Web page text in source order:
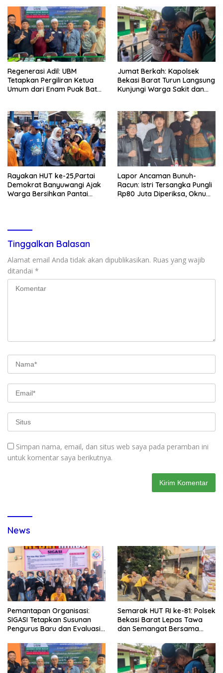
Regenerasi Adil: UBM
Tetapkan Pergiliran Ketua
Umum dari Enam Puak Batak
Jumat Berkah: Kapolsek
Bekasi Barat Turun Langsung
Kunjungi Warga Sakit dan
Rayakan HUT ke-25,Partai
Demokrat Banyuwangi Ajak
Warga Bersihkan Pantai
Lapor Ancaman Bunuh-
Racun: Istri Tersangka Pungli
Rp80 Juta Diperiksa, Oknum
Tinggalkan Balasan
Alamat email Anda tidak akan dipublikasikan. Ruas yang wajib
ditandai *
Simpan nama, email, dan situs web saya pada peramban ini
untuk komentar saya berikutnya.
News
Pemantapan Organisasi:
SIGASI Tetapkan Susunan
Pengurus Baru dan Evaluasi
Semarak HUT RI ke-81: Polsek
Bekasi Barat Lepas Tawa
dan Semangat Bersama